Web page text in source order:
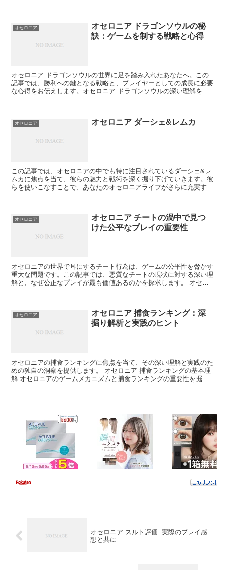
オセロニア
オセロニア ドラゴンソウルの秘
訣：ゲームを制する戦略と心得
オセロニア ドラゴンソウルの世界に足を踏み入れたあなたへ。この
記事では、勝利への鍵となる戦略と、プレイヤーとしての成長に必要
な心得をお伝えします。オセロニア ドラゴンソウルの深い理解を通
オセロニア オセロニア ダーシェ&レムカ
この記事では、オセロニアの中でも特に注目されているダーシェ&レ
ムカに焦点を当て、彼らの魅力と戦術を深く掘り下げていきます。彼
らを使いこなすことで、あなたのオセロニアライフがさらに充実する
オセロニア
オセロニア チートの渦中で見つ
けた公平なプレイの重要性
オセロニアの世界で耳にするチート行為は、ゲームの公平性を脅かす
重大な問題です。この記事では、悪質なチートの現状に対する深い理
解と、なぜ公正なプレイが最も価値あるのかを探求します。 オセロ
オセロニア
オセロニア 捕食ランキング：深
掘り解析と実践のヒント
オセロニアの捕食ランキングに焦点を当て、その深い理解と実践のた
めの独自の洞察を提供します。 オセロニア 捕食ランキングの基本理
解 オセロニアのゲームメカニズムと捕食ランキングの重要性を掘り
オセロニア スルト評価: 実際のプレイ感
想と共に